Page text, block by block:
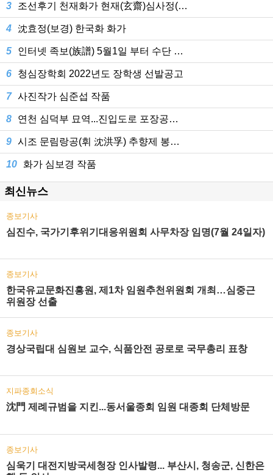
3 조선후기 천재화가 현재(玄齋)심사정(…
4 沈효정(보경) 한국화 화가
5 인터넷 족보(族譜) 5월1일 부터 수단 …
6 청심장학회 2022년도 장학생 선발공고
7 사진작가 심준섭 작품
8 연천 심덕부 묘역...진입도로 포장공…
9 시조 문림랑공(휘 沈洪孚) 추향제 봉…
10 화가 심보경 작품
최신뉴스
종보기사
심진수, 국가기후위기대응위원회 사무차장 임명(7월 24일자)
종보기사
한국유교문화진흥원, 제1차 임원추천위원회 개최…심중근
위원장 선출
종보기사
경상국립대 심원보 교수, 식품안전 공로로 국무총리 표창
지파종회소식
沈門 제례규범을 지킨...동서울종회 임원 대종회 단체방문
종보기사
심욱기 대전지방국세청장 인사발령... 부산시, 청송군, 신한은